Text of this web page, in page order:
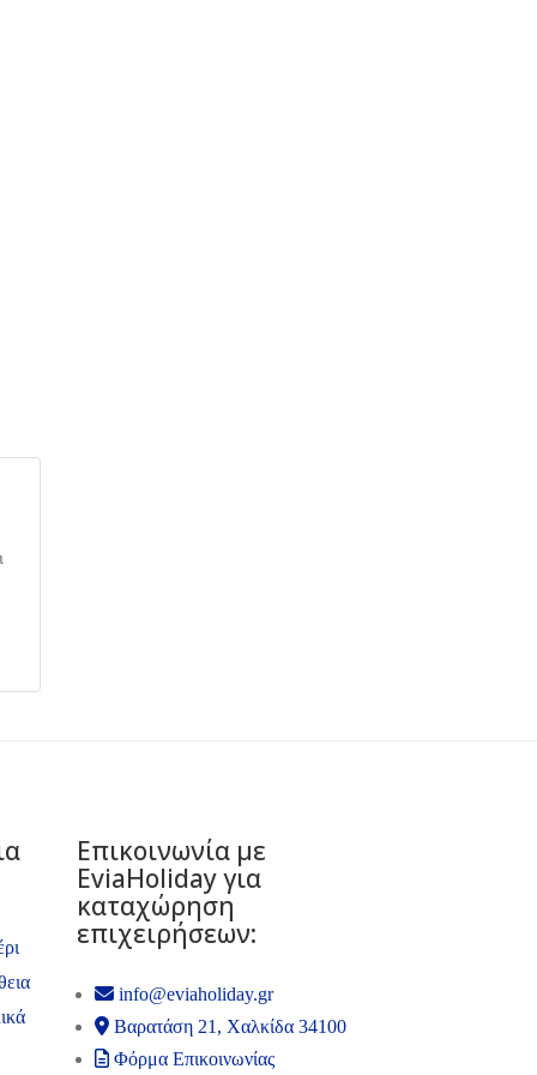
Επικοινωνία με
ΕviaHoliday για
καταχώρηση
επιχειρήσεων:
info@eviaholiday.gr
Βαρατάση 21, Χαλκίδα 34100
Φόρμα Επικοινωνίας